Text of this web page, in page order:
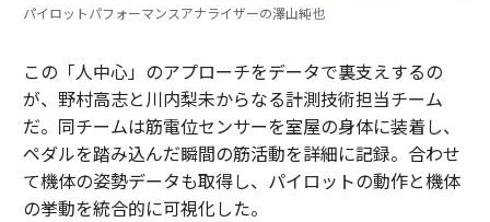
パイロットパフォーマンスアナライザーの澤山純也
この「人中心」のアプローチをデータで裏支えするの
が、野村高志と川内梨未からなる計測技術担当チーム
だ。同チームは筋電位センサーを室屋の身体に装着し、
ペダルを踏み込んだ瞬間の筋活動を詳細に記録。合わせ
て機体の姿勢データも取得し、パイロットの動作と機体
の挙動を統合的に可視化した。